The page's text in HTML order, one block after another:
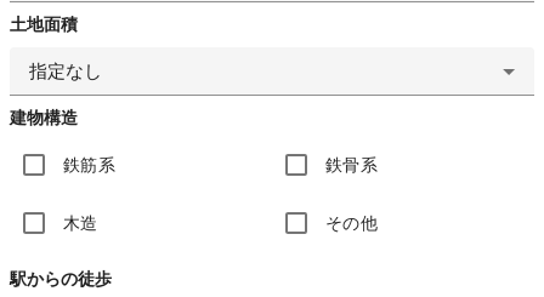
土地面積
指定なし
建物構造
鉄筋系 鉄骨系
木造 その他
駅からの徒歩